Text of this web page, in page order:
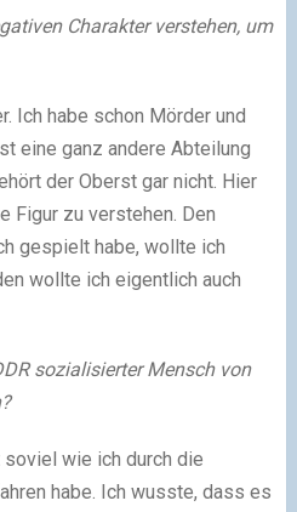
Charakter verstehen, um
Ich habe schon Mörder und
eine ganz andere Abteilung
der Oberst gar nicht. Hier
Figur zu verstehen. Den
gespielt habe, wollte ich
wollte ich eigentlich auch
sozialisierter Mensch von
wie ich durch die
habe. Ich wusste, dass es